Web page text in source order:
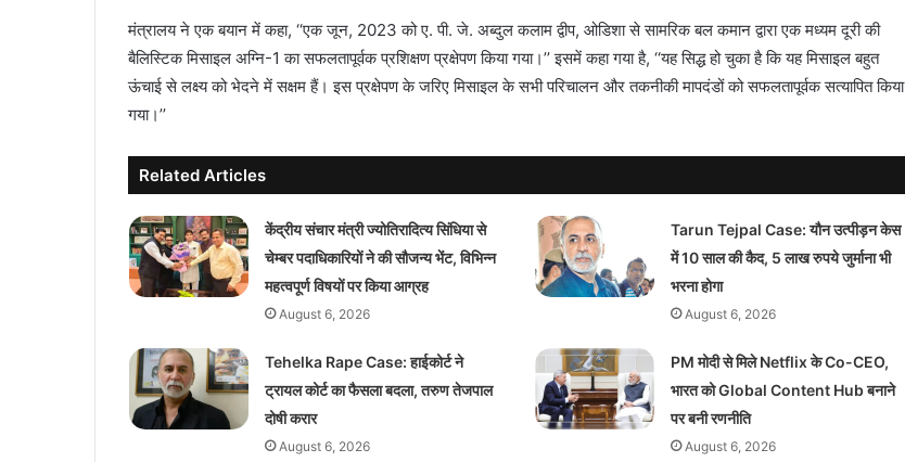
मंत्रालय ने एक बयान में कहा, ‘‘एक जून, 2023 को ए. पी. जे. अब्दुल कलाम द्वीप, ओडिशा से सामरिक बल कमान द्वारा एक मध्यम दूरी की
बैलिस्टिक मिसाइल अग्नि-1 का सफलतापूर्वक प्रशिक्षण प्रक्षेपण किया गया।’’ इसमें कहा गया है, ‘‘यह सिद्ध हो चुका है कि यह मिसाइल बहुत
ऊंचाई से लक्ष्य को भेदने में सक्षम हैं। इस प्रक्षेपण के जरिए मिसाइल के सभी परिचालन और तकनीकी मापदंडों को सफलतापूर्वक सत्यापित किया
गया।’’
Related Articles
केंद्रीय संचार मंत्री ज्योतिरादित्य सिंधिया से
चेम्बर पदाधिकारियों ने की सौजन्य भेंट, विभिन्न
महत्वपूर्ण विषयों पर किया आग्रह
August 6, 2026
Tarun Tejpal Case: यौन उत्पीड़न केस
में 10 साल की कैद, 5 लाख रुपये जुर्माना भी
भरना होगा
August 6, 2026
Tehelka Rape Case: हाईकोर्ट ने
ट्रायल कोर्ट का फैसला बदला, तरुण तेजपाल
दोषी करार
August 6, 2026
PM मोदी से मिले Netflix के Co-CEO,
भारत को Global Content Hub बनाने
पर बनी रणनीति
August 6, 2026